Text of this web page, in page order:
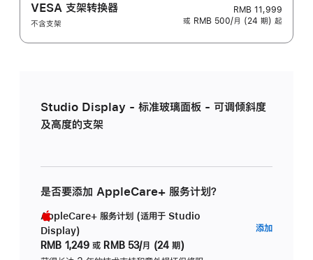
VESA 支架转换器
不含支架
RMB 11,999
或 RMB 500/月 (24 期) 起
Studio Display - 标准玻璃面板 - 可调倾斜度
及高度的支架
是否要添加 AppleCare+ 服务计划？
AppleCare+ 服务计划 (适用于 Studio
Display)
RMB 1,249 或 RMB 53/月 (24 期)
添加